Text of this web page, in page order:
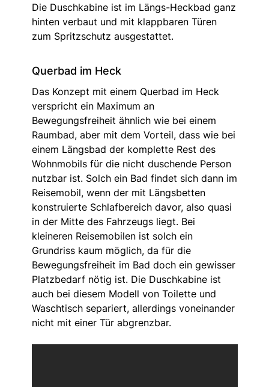
Die Duschkabine ist im Längs-Heckbad ganz
hinten verbaut und mit klappbaren Türen
zum Spritzschutz ausgestattet.
Querbad im Heck
Das Konzept mit einem Querbad im Heck
verspricht ein Maximum an
Bewegungsfreiheit ähnlich wie bei einem
Raumbad, aber mit dem Vorteil, dass wie bei
einem Längsbad der komplette Rest des
Wohnmobils für die nicht duschende Person
nutzbar ist. Solch ein Bad findet sich dann im
Reisemobil, wenn der mit Längsbetten
konstruierte Schlafbereich davor, also quasi
in der Mitte des Fahrzeugs liegt. Bei
kleineren Reisemobilen ist solch ein
Grundriss kaum möglich, da für die
Bewegungsfreiheit im Bad doch ein gewisser
Platzbedarf nötig ist. Die Duschkabine ist
auch bei diesem Modell von Toilette und
Waschtisch separiert, allerdings voneinander
nicht mit einer Tür abgrenzbar.